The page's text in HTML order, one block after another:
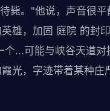
毙。"他说，声音很平
雄，加固 庭院 的封
...可能与峡谷天道
光，字迹带着某种庄